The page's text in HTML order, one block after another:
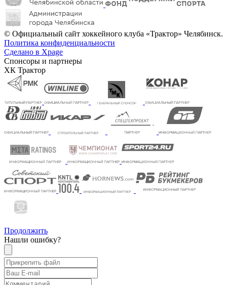
© Официальный сайт хоккейного клуба «Трактор» Челябинск.
Политика конфиденциальности
Сделано в Xpage
Спонсоры и партнеры
ХК Трактор
Продолжить
Нашли ошибку?